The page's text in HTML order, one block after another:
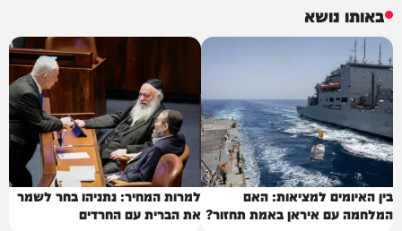
באותו נושא
בין האיומים למציאות: האם
המלחמה עם איראן באמת תחזור?
למרות המחיר: נתניהו בחר לשמר
את הברית עם החרדים